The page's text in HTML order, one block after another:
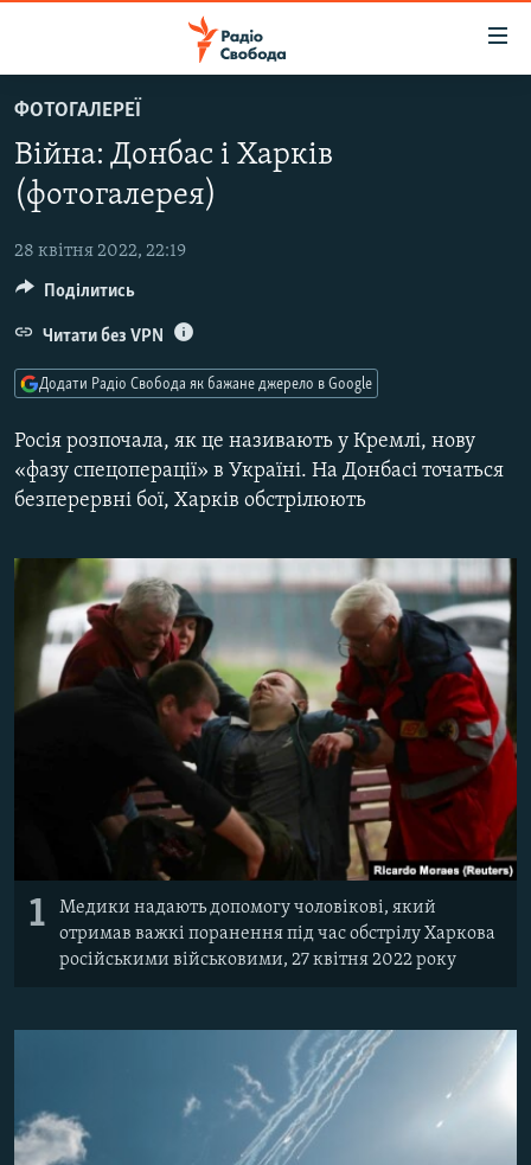
до
основного
матеріалу
Перейти
до
навігації
Перейти
пошуку
ВСЕ ЗА ДОБУ
СТАТТІ
ПОЛІТИКА
ЕКОНОМІКА
СУСПІЛЬСТВО
КУЛЬТУРА
УКРАЇНА
СВІТ
ВІЙНА
РОСІЙСЬКА «ФІЛЬТРАЦІЯ»
ДОНБАС.РЕАЛІЇ
КРИМ.РЕАЛІЇ
СХЕМИ
КИТАЙ.ВИКЛИКИ
МУЛЬТИМЕДІА
ФОТО
СПЕЦПРОЄКТИ
ПОДКАСТИ
ДОЛУЧАЙСЯ!
ФОТОГАЛЕРЕЇ
Війна: Донбас і Харків
(фотогалерея)
28 квітня 2022, 22:19
Росія розпочала, як це називають у Кремлі, нову
«фазу спецоперації» в Україні. На Донбасі точаться
безперервні бої, Харків обстрілюють
1
Медики надають допомогу чоловікові, який
отримав важкі поранення під час обстрілу Харкова
російськими військовими, 27 квітня 2022 року
Поділитись
Читати без VPN
Додати Радіо Свобода як бажане джерело в Google